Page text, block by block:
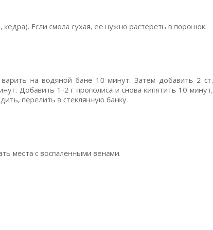
Если смола сухая, ее нужно растереть в порошок.
на водяной бане 10 минут. Затем добавить 2 ст.
Добавить 1-2 г прополиса и снова кипятить 10 минут,
перелить в стеклянную банку.
места с воспаленными венами.